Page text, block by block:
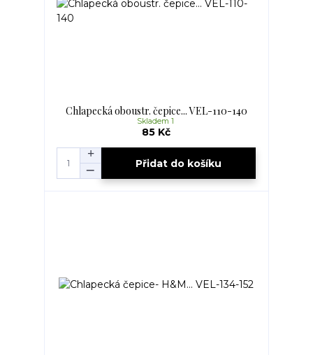
Chlapecká oboustr. čepice... VEL-110-140
85 Kč
Skladem 1
Přidat do košíku